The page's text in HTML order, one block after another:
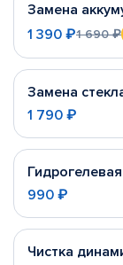
Замена
1 390 ₽1 690 ₽
Замена
1 790 ₽
990 ₽
Чистка